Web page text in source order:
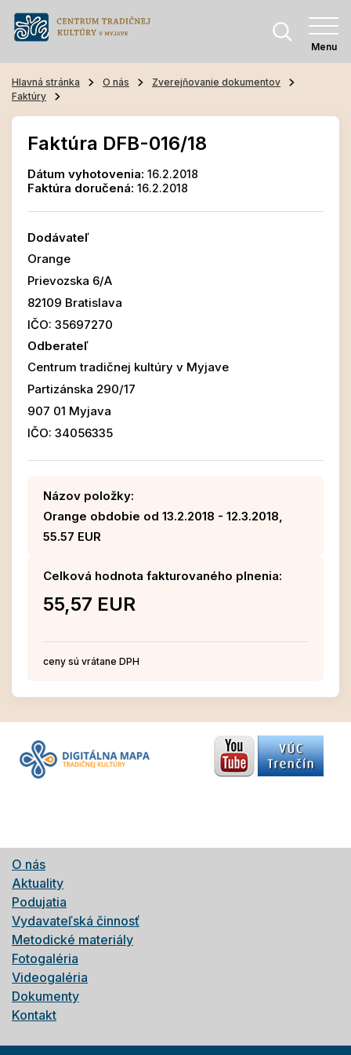
Menu
Hlavná stránka O nás
Zverejňovanie dokumentov
Faktúry
Faktúra DFB-016/18
Dátum vyhotovenia: 16.2.2018
Faktúra doručená: 16.2.2018
Dodávateľ
Orange
Prievozska 6/A
82109 Bratislava
IČO: 35697270
Odberateľ
Centrum tradičnej kultúry v Myjave
Partizánska 290/17
907 01 Myjava
IČO: 34056335
Názov položky:
Orange obdobie od 13.2.2018 - 12.3.2018,
55.57 EUR
Celková hodnota fakturovaného plnenia:
55,57 EUR
ceny sú vrátane DPH
O nás
Aktuality
Podujatia
Vydavateľská činnosť
Metodické materiály
Fotogaléria
Videogaléria
Dokumenty
Kontakt